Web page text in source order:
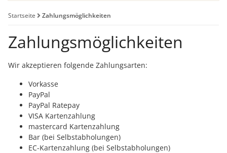
Startseite Zahlungsmöglichkeiten
Zahlungsmöglichkeiten
Wir akzeptieren folgende Zahlungsarten:
Vorkasse
PayPal
PayPal Ratepay
VISA Kartenzahlung
mastercard Kartenzahlung
Bar (bei Selbstabholungen)
EC-Kartenzahlung (bei Selbstabholungen)